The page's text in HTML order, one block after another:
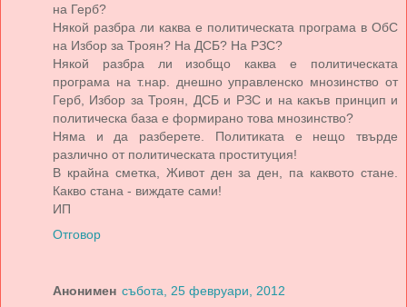
на Герб?
Някой разбра ли каква е политическата програма в ОбС
на Избор за Троян? На ДСБ? На РЗС?
Някой разбра ли изобщо каква е политическата
програма на т.нар. днешно управленско мнозинство от
Герб, Избор за Троян, ДСБ и РЗС и на какъв принцип и
политическа база е формирано това мнозинство?
Няма и да разберете. Политиката е нещо твърде
различно от политическата проституция!
В крайна сметка, Живот ден за ден, па каквото стане.
Какво стана - виждате сами!
ИП
Отговор
Анонимен събота, 25 февруари, 2012